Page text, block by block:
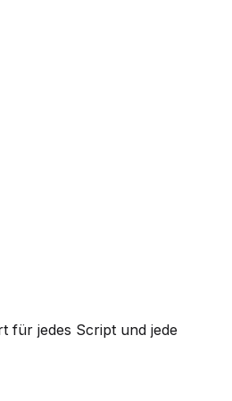
für jedes Script und jede